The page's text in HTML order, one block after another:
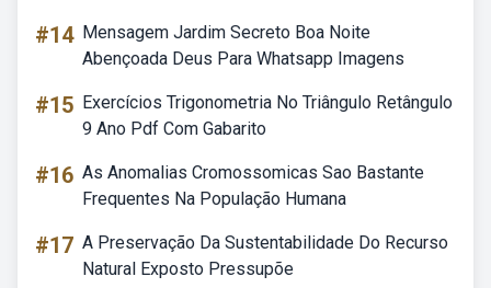
#14 Mensagem Jardim Secreto Boa Noite
Abençoada Deus Para Whatsapp Imagens
#15 Exercícios Trigonometria No Triângulo Retângulo
9 Ano Pdf Com Gabarito
#16 As Anomalias Cromossomicas Sao Bastante
Frequentes Na População Humana
#17 A Preservação Da Sustentabilidade Do Recurso
Natural Exposto Pressupõe